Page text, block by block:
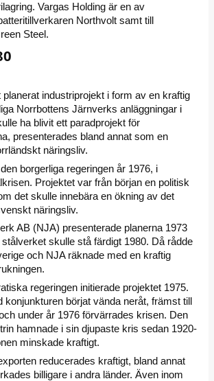
Vargas Holding är en av
Northvolt samt till
Steel.
industriprojekt i form av en kraftig
Norrbottens Järnverks anläggningar i
ha blivit ett paradprojekt för
presenterades bland annat som en
näringsliv.
borgerliga regeringen år 1976, i
Projektet var från början en politisk
det skulle innebära en ökning av det
näringsliv.
AB (NJA) presenterade planerna 1973
skulle stå färdigt 1980. Då rådde
och NJA räknade med en kraftig
regeringen initierade projektet 1975.
konjunkturen börjat vända neråt, främst till
under år 1976 förvärrades krisen. Den
hamnade i sin djupaste kris sedan 1920-
minskade kraftigt.
reducerades kraftigt, bland annat
billigare i andra länder. Även inom